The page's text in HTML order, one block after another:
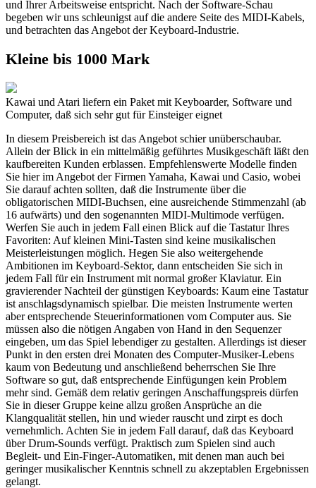
und Ihrer Arbeitsweise entspricht. Nach der Software-Schau
begeben wir uns schleunigst auf die andere Seite des MIDI-Kabels,
und betrachten das Angebot der Keyboard-Industrie.
Kleine bis 1000 Mark
Kawai und Atari liefern ein Paket mit Keyboarder, Software und
Computer, daß sich sehr gut für Einsteiger eignet
In diesem Preisbereich ist das Angebot schier unüberschaubar.
Allein der Blick in ein mittelmäßig geführtes Musikgeschäft läßt den
kaufbereiten Kunden erblassen. Empfehlenswerte Modelle finden
Sie hier im Angebot der Firmen Yamaha, Kawai und Casio, wobei
Sie darauf achten sollten, daß die Instrumente über die
obligatorischen MIDI-Buchsen, eine ausreichende Stimmenzahl (ab
16 aufwärts) und den sogenannten MIDI-Multimode verfügen.
Werfen Sie auch in jedem Fall einen Blick auf die Tastatur Ihres
Favoriten: Auf kleinen Mini-Tasten sind keine musikalischen
Meisterleistungen möglich. Hegen Sie also weitergehende
Ambitionen im Keyboard-Sektor, dann entscheiden Sie sich in
jedem Fall für ein Instrument mit normal großer Klaviatur. Ein
gravierender Nachteil der günstigen Keyboards: Kaum eine Tastatur
ist anschlagsdynamisch spielbar. Die meisten Instrumente werten
aber entsprechende Steuerinformationen vom Computer aus. Sie
müssen also die nötigen Angaben von Hand in den Sequenzer
eingeben, um das Spiel lebendiger zu gestalten. Allerdings ist dieser
Punkt in den ersten drei Monaten des Computer-Musiker-Lebens
kaum von Bedeutung und anschließend beherrschen Sie Ihre
Software so gut, daß entsprechende Einfügungen kein Problem
mehr sind. Gemäß dem relativ geringen Anschaffungspreis dürfen
Sie in dieser Gruppe keine allzu großen Ansprüche an die
Klangqualität stellen, hin und wieder rauscht und zirpt es doch
vernehmlich. Achten Sie in jedem Fall darauf, daß das Keyboard
über Drum-Sounds verfügt. Praktisch zum Spielen sind auch
Begleit- und Ein-Finger-Automatiken, mit denen man auch bei
geringer musikalischer Kenntnis schnell zu akzeptablen Ergebnissen
gelangt.